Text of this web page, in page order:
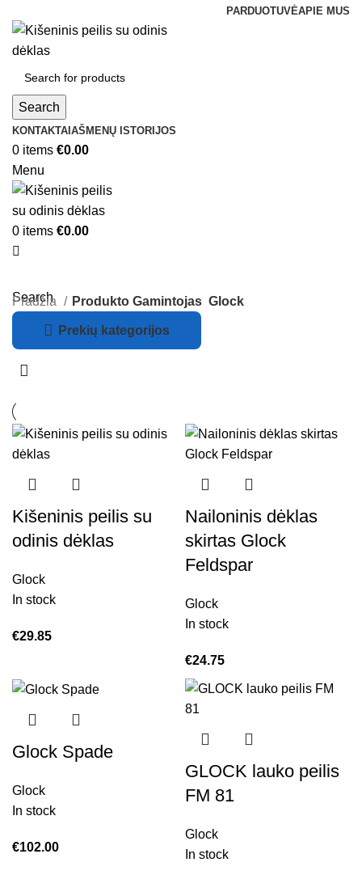
PARDUOTUVĖAPIE MUS
Search
KONTAKTAI AŠMENŲ ISTORIJOS
0 items €0.00
Menu
0 items €0.00
Search
Pradžia Produkto Gamintojas Glock
Prekių kategorijos
Kišeninis peilis su
odinis dėklas
Glock
In stock
€29.85
Nailoninis dėklas
skirtas Glock
Feldspar
Glock
In stock
€24.75
Glock Spade
Glock
In stock
€102.00
GLOCK lauko peilis
FM 81
Glock
In stock